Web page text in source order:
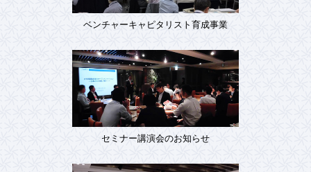
ベンチャーキャピタリスト育成事業
セミナー講演会のお知らせ